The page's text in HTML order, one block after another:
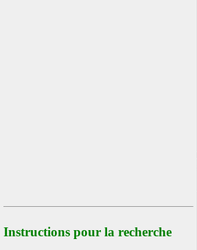
Instructions pour la recherche